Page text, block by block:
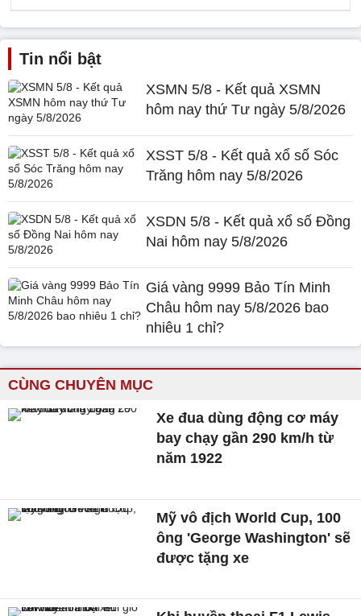
Tin nổi bật
XSMN 5/8 - Kết quả XSMN
hôm nay thứ Tư ngày 5/8/2026
XSST 5/8 - Kết quả xổ số Sóc
Trăng hôm nay 5/8/2026
XSDN 5/8 - Kết quả xổ số Đồng
Nai hôm nay 5/8/2026
Giá vàng 9999 Bảo Tín Minh
Châu hôm nay 5/8/2026 bao
nhiêu 1 chỉ?
CÙNG CHUYÊN MỤC
Xe đua dùng động cơ máy
bay chạy gần 290 km/h từ
năm 1922
Mỹ vô địch World Cup, 100
ông 'George Washington' sẽ
được tặng xe